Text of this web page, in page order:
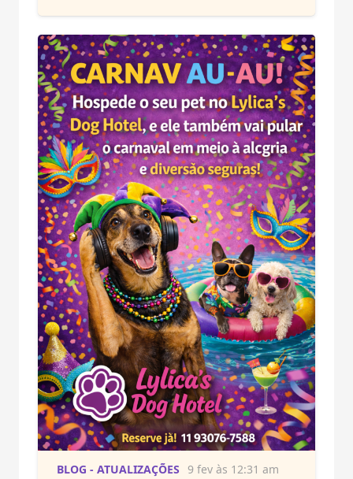
BLOG - ATUALIZAÇÕES 9 fev às 12:31 am